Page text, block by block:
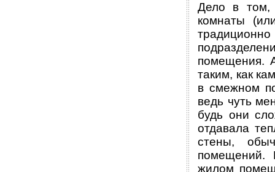
Дело в том,
комнаты
помещения.
таким, как
в смежном
ведь чуть
будь они
отдавала
стены,
помещений.
жилом